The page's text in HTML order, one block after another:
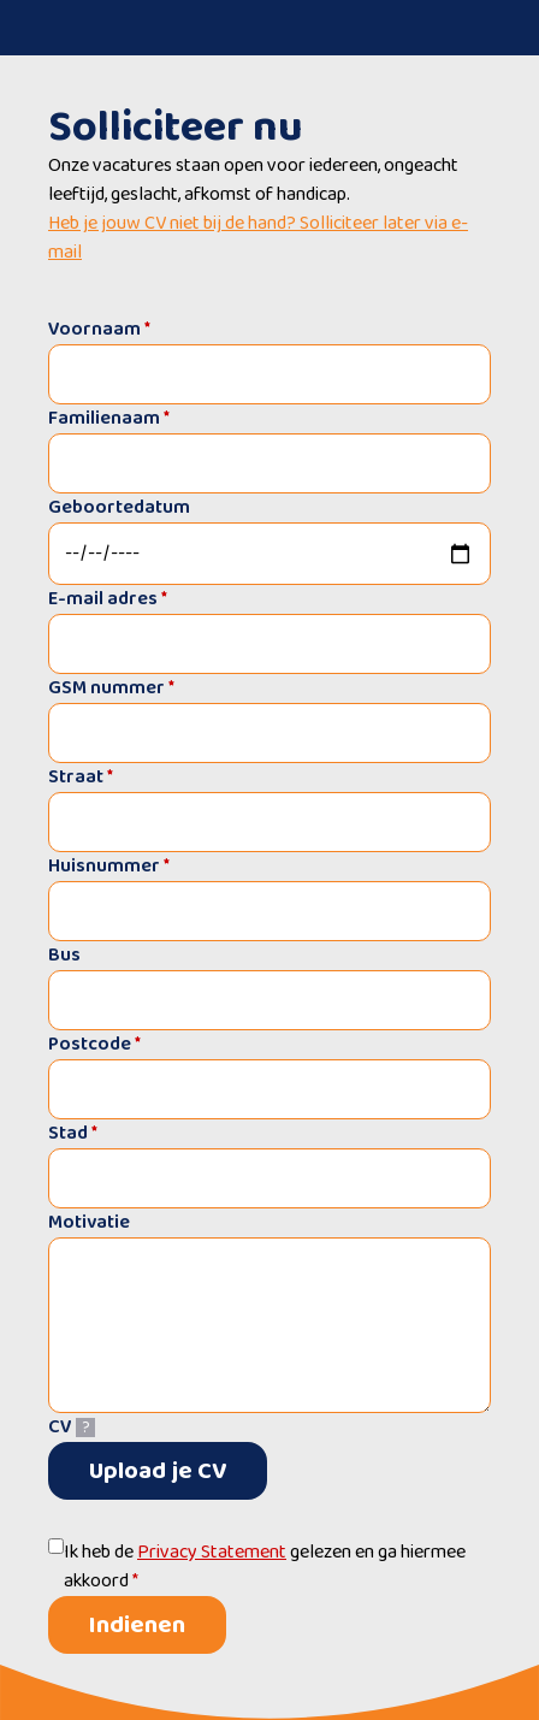
Solliciteer nu
Onze vacatures staan open voor iedereen, ongeacht
leeftijd, geslacht, afkomst of handicap.
Heb je jouw CV niet bij de hand? Solliciteer later via e-
mail
Voornaam*
Familienaam*
Geboortedatum
E-mail adres*
GSM nummer*
Straat*
Huisnummer*
Bus
Postcode*
Stad*
Motivatie
CV ?
Upload je CV
Ik heb dePrivacy Statementgelezen en ga hiermee
akkoord*
Indienen